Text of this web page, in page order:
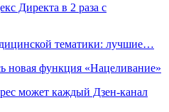
Директа в 2 раза с
тематики: лучшие…
новая функция «Нацеливание»
может каждый Дзен-канал